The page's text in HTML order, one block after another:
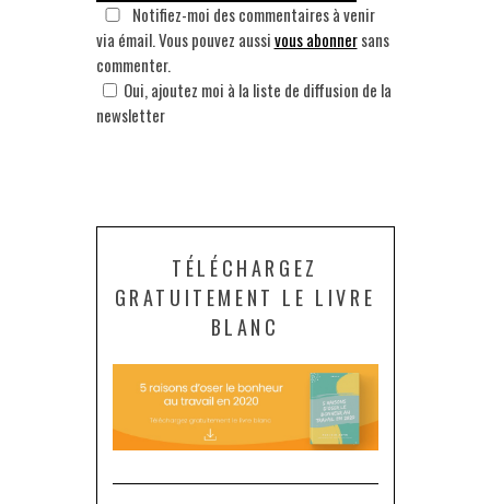
Notifiez-moi des commentaires à venir
via émail. Vous pouvez aussivous abonnersans
commenter.
Oui, ajoutez moi à la liste de diffusion de la
newsletter
TÉLÉCHARGEZ
GRATUITEMENT LE LIVRE
BLANC